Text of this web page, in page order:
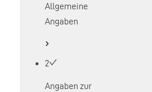
Allgemeine
Angaben
2
Angaben zur